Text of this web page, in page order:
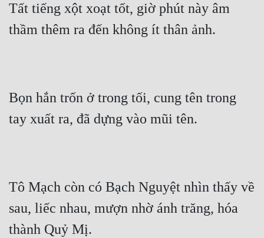
Tất tiếng xột xoạt tốt, giờ phút này âm
thầm thêm ra đến không ít thân ảnh.
Bọn hắn trốn ở trong tối, cung tên trong
tay xuất ra, đã dựng vào mũi tên.
Tô Mạch còn có Bạch Nguyệt nhìn thấy về
sau, liếc nhau, mượn nhờ ánh trăng, hóa
thành Quỷ Mị.